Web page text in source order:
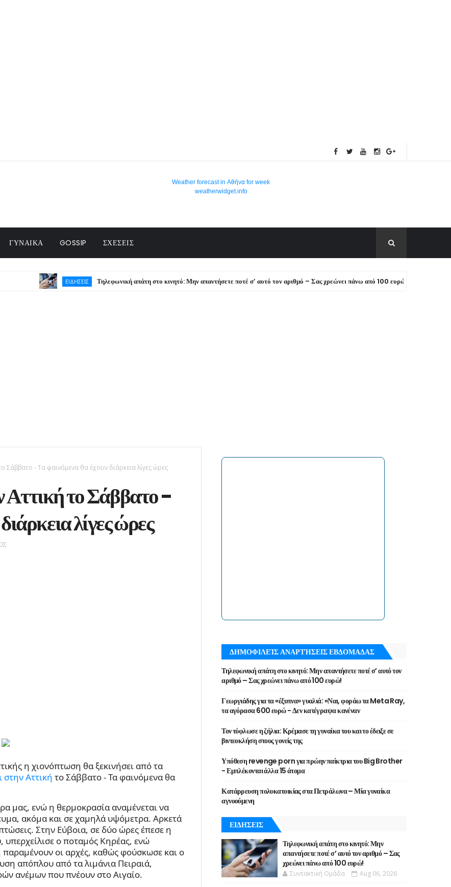
Weather forecast in Αθήνα for week
weatherwidget.info
ΓΥΝΑΙΚΑ GOSSIP ΣΧΕΣΕΙΣ
ΕΙΔΗΣΕΙΣ Τηλεφωνική απάτη στο κινητό: Μην απαντήσετε ποτέ σ’ αυτό τον αριθμό – Σας χρεώνει πάνω από 100 ευρώ!
Σάββατο - Τα φαινόμενα θα έχουν διάρκεια λίγες ώρες
Αττική το Σάββατο -
λίγες ώρες
η χιονόπτωση θα ξεκινήσει από τα
στην Αττική το Σάββατο - Τα φαινόμενα θα
μας, ενώ η θερμοκρασία αναμένεται να
ακόμα και σε χαμηλά υψόμετρα. Αρκετά
Στην Εύβοια, σε δύο ώρες έπεσε η
ο ποταμός Κηρέας, ενώ
οι αρχές, καθώς φούσκωσε και ο
απόπλου από τα λιμάνια Πειραιά,
ανέμων που πνέουν στο Αιγαίο.
ΔΗΜΟΦΙΛΕΊΣ ΑΝΑΡΤΉΣΕΙΣ ΕΒΔΟΜΑΔΑΣ
Τηλεφωνική απάτη στο κινητό: Μην απαντήσετε ποτέ σ’ αυτό τον
αριθμό – Σας χρεώνει πάνω από 100 ευρώ!
Γεωργιάδης για τα «έξυπνα» γυαλιά: «Ναι, φοράω τα Meta Ray,
τα αγόρασα 600 ευρώ - Δεν κατέγραψα κανέναν
Τον τύφλωσε η ζήλια: Κρέμασε τη γυναίκα του και το έδειξε σε
βιντεοκλήση στους γονείς της
Υπόθεση revenge porn για πρώην παίκτρια του Big Brother
- Εμπλέκονται άλλα 15 άτομα
Κατάρρευση πολυκατοικίας στα Πετράλωνα – Μία γυναίκα
αγνοούμενη
ΕΙΔΗΣΕΙΣ
Τηλεφωνική απάτη στο κινητό: Μην
απαντήσετε ποτέ σ’ αυτό τον αριθμό – Σας
χρεώνει πάνω από 100 ευρώ!
Συντακτική Ομάδα Aug 06, 2026